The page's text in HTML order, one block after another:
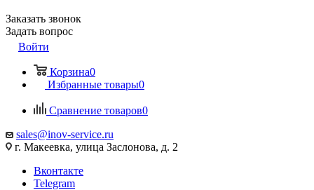
Заказать звонок
Задать вопрос
Войти
Корзина0
Избранные товары0
Сравнение товаров0
sales@inov-service.ru
г. Макеевка, улица Заслонова, д. 2
Вконтакте
Telegram